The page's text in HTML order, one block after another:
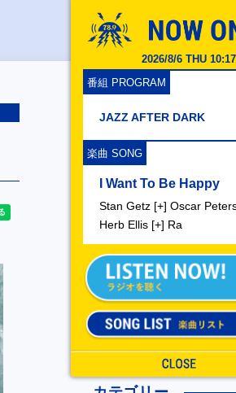
2026/8/6 THU 10:17
番組 PROGRAM
JAZZ AFTER DARK
楽曲 SONG
I Want To Be Happy
Stan Getz [+] Oscar
Herb Ellis [+] Ra